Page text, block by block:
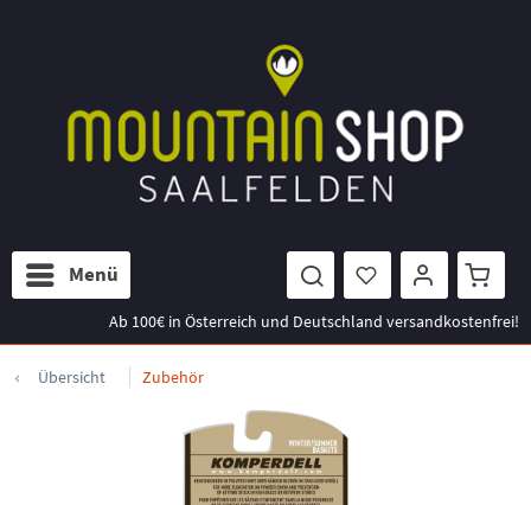
Menü
Ab 100€ in Österreich und Deutschland versandkostenfrei!
Übersicht Zubehör